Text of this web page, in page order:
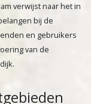
verwijst naar het in
bij de
en gebruikers
van de